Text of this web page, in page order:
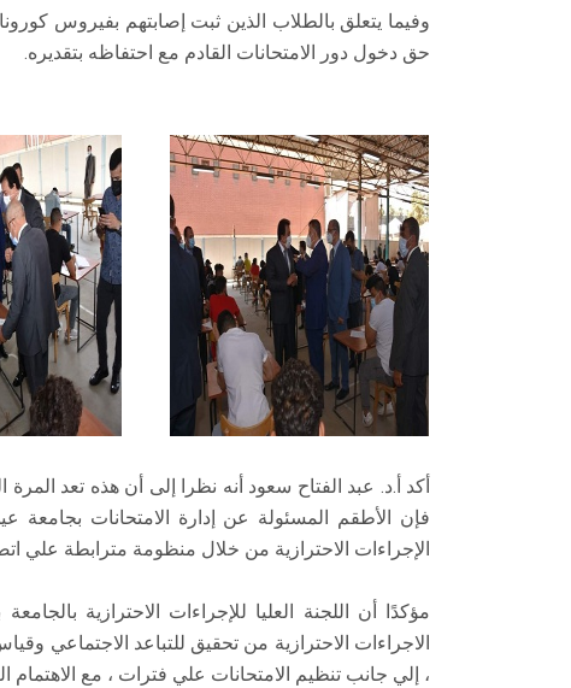
وفيما يتعلق بالطلاب الذين ثبت إصابتهم بفيروس
حق دخول دور الامتحانات القادم مع احتفاظه بتقديره.
أكد أ.د. عبد الفتاح سعود أنه نظرا إلى أن هذه تعد
فإن الأطقم المسئولة عن إدارة الامتحانات
الإجراءات الاحترازية من خلال منظومة مترابطة علي
مؤكدًا أن اللجنة العليا للإجراءات الاحترازية
الاجراءات الاحترازية من تحقيق للتباعد الاجتماعي
، إلي جانب تنظيم الامتحانات علي فترات ، مع الاهتمام